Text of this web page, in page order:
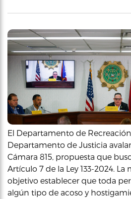
El Departamento de
Departamento de Justicia
Cámara 815, propuesta que
Artículo 7 de la Ley 133-2024.
objetivo establecer que toda
algún tipo de acoso y